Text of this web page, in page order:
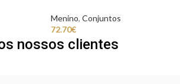
Menino, Conjuntos
72.70€
nossos clientes